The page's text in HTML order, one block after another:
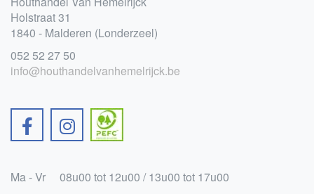
Holstraat 31
1840 - Malderen (Londerzeel)
052 52 27 50
info@houthandelvanhemelrijck.be
Ma - Vr
08u00 tot 12u00 / 13u00 tot 17u00